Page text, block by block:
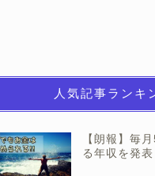
人気記事ランキ
【朗報】毎
る年収を発表